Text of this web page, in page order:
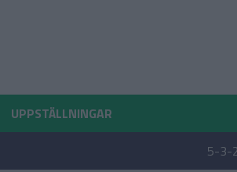
UPPSTÄLLNINGAR
5-3-